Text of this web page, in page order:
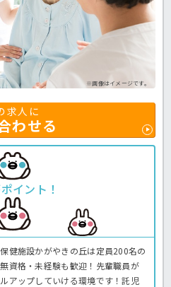
※画像はイメージです。
求人に
わせる
イント！
健施設かがやきの丘は定員200名の
資格・未経験も歓迎！先輩職員が
アップしていける環境です！託児